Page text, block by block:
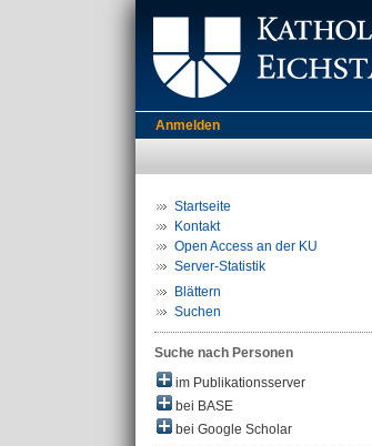
Anmelden
Startseite
Kontakt
Open Access an der KU
Server-Statistik
Blättern
Suchen
Suche nach Personen
im Publikationsserver
bei BASE
bei Google Scholar